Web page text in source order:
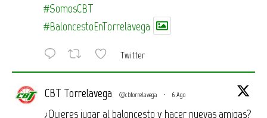
#SomosCBT
#BaloncestoEnTorrelavega
Twitter
CBT Torrelavega @cbtorrelavega · 6 Ago
¿Quieres jugar al baloncesto y hacer nuevas amigas?